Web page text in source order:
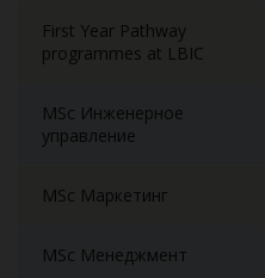
First Year Pathway
programmes at LBIC
MSc Инженерное
управление
MSc Маркетинг
MSc Менеджмент